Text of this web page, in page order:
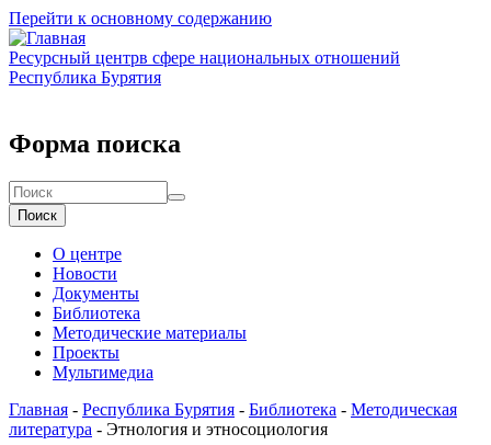
Перейти к основному содержанию
Ресурсный центрв сфере национальных отношений
Республика Бурятия
Форма поиска
Поиск
О центре
Новости
Документы
Библиотека
Методические материалы
Проекты
Мультимедиа
Главная - Республика Бурятия - Библиотека - Методическая
литература - Этнология и этносоциология